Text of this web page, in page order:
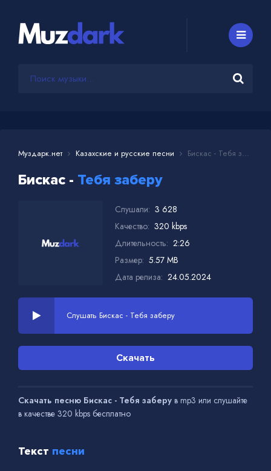
Муздарк.нет Казахские и русские песни Бискас - Тебя заберу
Бискас - Тебя заберу
Слушали: 3 628
Качество: 320 kbps
Длительность: 2:26
Размер: 5.57 MB
Дата релиза: 24.05.2024
Слушать Бискас - Тебя заберу
Скачать
Скачать песню Бискас - Тебя заберу в mp3 или слушайте
в качестве 320 kbps бесплатно
Текст песни